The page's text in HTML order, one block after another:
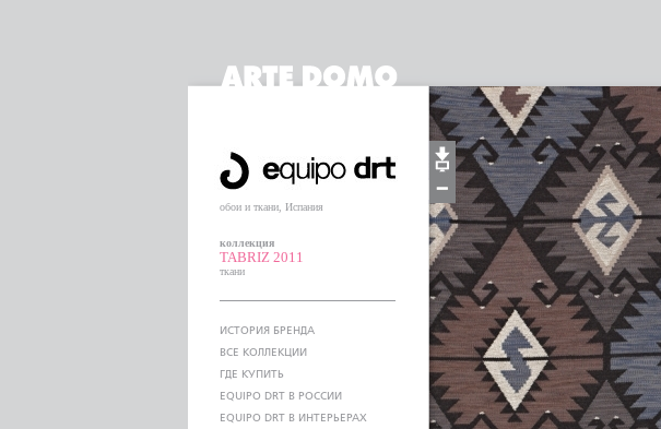
обои и ткани, Испания
коллекция
TABRIZ 2011
ткани
ИСТОРИЯ БРЕНДА
ВСЕ КОЛЛЕКЦИИ
ГДЕ КУПИТЬ
EQUIPO DRT В РОССИИ
EQUIPO DRT В ИНТЕРЬЕРАХ